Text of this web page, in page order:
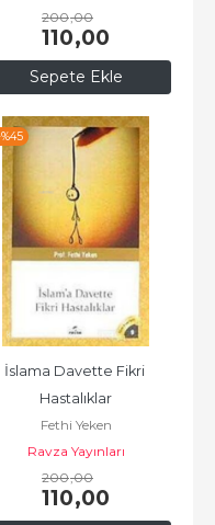
Sepete Ekle
200,00
110,00
45
İslama Davette Fikri
Hastalıklar
Fethi Yeken
Ravza Yayınları
200,00
110,00